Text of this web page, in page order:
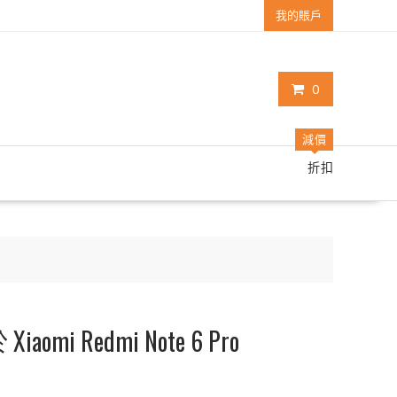
我的賬戶
0
減價
折扣
Redmi Note 6 Pro